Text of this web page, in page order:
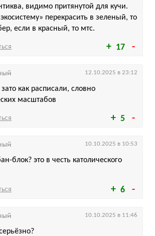
17
видимо притянутой для кучи.
перекрасить в зеленый, то
если в красный, то мтс.
5
как расписали, словно
масштабов
12.10.2025 в 23:12
6
блок? это в честь католического
10.10.2025 в 10:53
10.10.2025 в 11:46